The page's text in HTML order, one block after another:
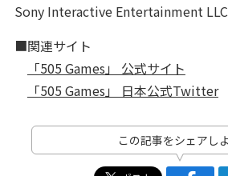
Sony Interactive Entertainment
■関連サイト
「505 Games」 公式サイト
「505 Games」 日本公式Twitter
この記事をシェアし